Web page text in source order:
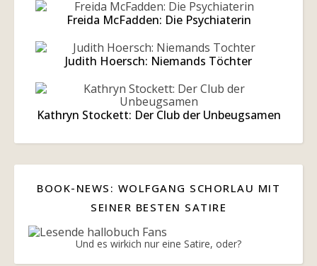
Freida McFadden: Die Psychiaterin
Judith Hoersch: Niemands Töchter
Kathryn Stockett: Der Club der Unbeugsamen
BOOK-NEWS: WOLFGANG SCHORLAU MIT
SEINER BESTEN SATIRE
Und es wirkich nur eine Satire, oder?